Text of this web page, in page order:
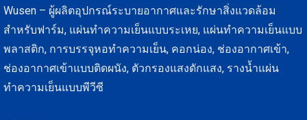
Wusen – ผู้ผลิตอุปกรณ์ระบายอากาศและรักษาสิ่งแวดล้อม
สำหรับฟาร์ม, แผ่นทำความเย็นแบบระเหย, แผ่นทำความเย็นแบบ
พลาสติก, การบรรจุหอทำความเย็น, คอกน่อง, ช่องอากาศเข้า,
ช่องอากาศเข้าแบบติดผนัง, ตัวกรองแสงดักแสง, รางน้ำแผ่น
ทำความเย็นแบบพีวีซี